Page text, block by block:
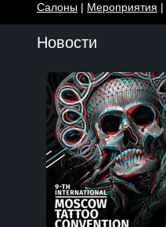
Салоны | Мероприятия |
Новости